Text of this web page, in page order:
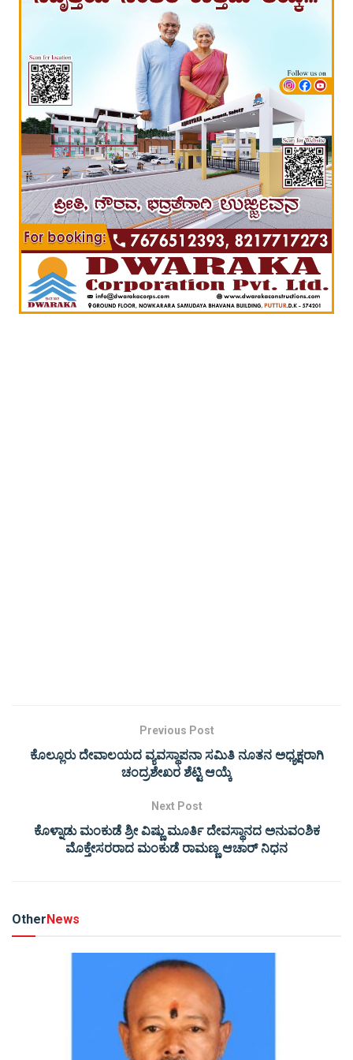
Previous Post
ಕೊಲ್ಲೂರು ದೇವಾಲಯದ ವ್ಯವಸ್ಥಾಪನಾ ಸಮಿತಿ ನೂತನ ಅಧ್ಯಕ್ಷರಾಗಿ
ಚಂದ್ರಶೇಖರ ಶೆಟ್ಟಿ ಆಯ್ಕೆ
Next Post
ಕೊಳ್ನಾಡು ಮಂಕುಡೆ ಶ್ರೀ ವಿಷ್ಣು ಮೂರ್ತಿ ದೇವಸ್ಥಾನದ ಅನುವಂಶಿಕ
ಮೊಕ್ತೇಸರರಾದ ಮಂಕುಡೆ ರಾಮಣ್ಣ ಆಚಾರ್ ನಿಧನ
OtherNews